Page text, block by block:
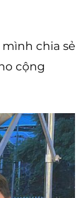
chia sẻ
cộng